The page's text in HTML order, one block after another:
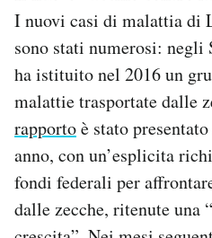
I nuovi casi di malattia di
sono stati numerosi:
ha istituito nel 2016 un
malattie trasportate dalle
rapportoè stato
anno, con un’esplicita
fondi federali per
dalle zecche, ritenute una